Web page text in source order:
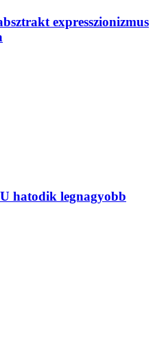
expresszionizmus
hatodik legnagyobb